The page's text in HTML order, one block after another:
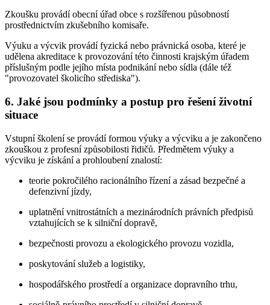
Zkoušku provádí obecní úřad obce s rozšířenou působností
prostřednictvím zkušebního komisaře.
Výuku a výcvik provádí fyzická nebo právnická osoba, které je
udělena akreditace k provozování této činnosti krajským úřadem
příslušným podle jejího místa podnikání nebo sídla (dále též
"provozovatel školicího střediska").
6. Jaké jsou podmínky a postup pro řešení životní
situace
Vstupní školení se provádí formou výuky a výcviku a je zakončeno
zkouškou z profesní způsobilosti řidičů. Předmětem výuky a
výcviku je získání a prohloubení znalostí:
teorie pokročilého racionálního řízení a zásad bezpečné a
defenzivní jízdy,
uplatnění vnitrostátních a mezinárodních právních předpisů
vztahujících se k silniční dopravě,
bezpečnosti provozu a ekologického provozu vozidla,
poskytování služeb a logistiky,
hospodářského prostředí a organizace dopravního trhu,